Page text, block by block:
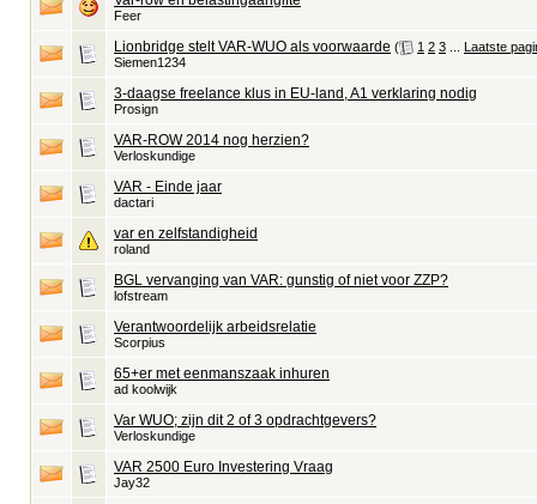
Feer
Lionbridge stelt VAR-WUO als voorwaarde ( 1 2 3
Laatste
Siemen1234
3-daagse freelance klus in EU-land, A1 verklaring nodig
Prosign
VAR-ROW 2014 nog herzien?
Verloskundige
VAR - Einde jaar
dactari
var en zelfstandigheid
roland
BGL vervanging van VAR: gunstig of niet voor ZZP?
lofstream
Verantwoordelijk arbeidsrelatie
Scorpius
65+er met eenmanszaak inhuren
ad koolwijk
Var WUO; zijn dit 2 of 3 opdrachtgevers?
Verloskundige
VAR 2500 Euro Investering Vraag
Jay32